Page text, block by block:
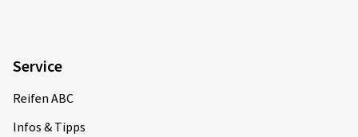
Service
Reifen ABC
Infos & Tipps